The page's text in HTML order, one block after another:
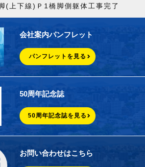
(上下線)Ｐ1橋脚側躯体工事完了
会社案内パンフレット
パンフレットを見る
50周年記念誌
50周年記念誌を見る
お問い合わせはこちら